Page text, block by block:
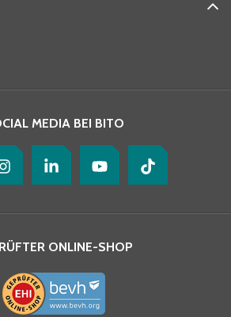
MEDIA BEI BITO
ONLINE-SHOP